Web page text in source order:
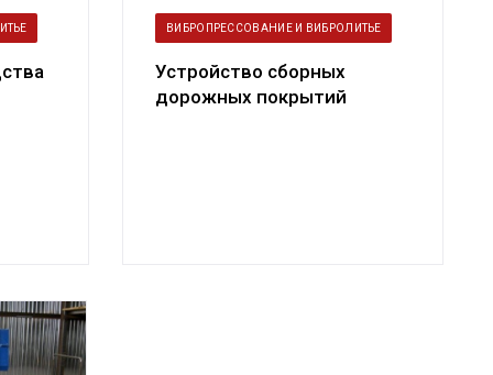
ВИБРОПРЕССОВАНИЕ И ВИБРОЛИТЬЕ
Устройство сборных
дорожных покрытий